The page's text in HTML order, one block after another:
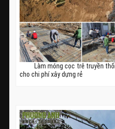
Làm móng cọc trê truyền
cho chi phí xây dựng rẻ